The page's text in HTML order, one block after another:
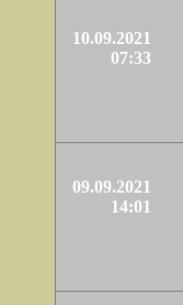
10.09.2021
07:33
09.09.2021
14:01